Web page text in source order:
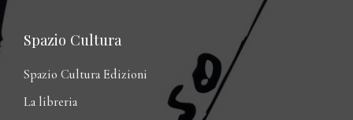
Spazio Cultura
Spazio Cultura Edizioni
La libreria